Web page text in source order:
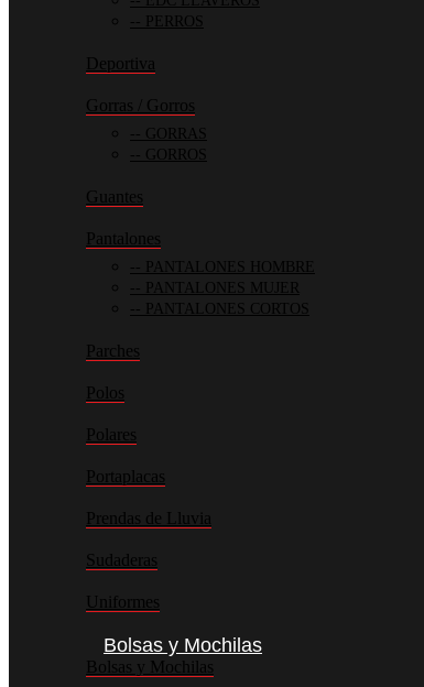
PERROS
Deportiva
Gorras / Gorros
GORRAS
GORROS
Guantes
Pantalones
PANTALONES HOMBRE
PANTALONES MUJER
PANTALONES CORTOS
Parches
Polos
Polares
Portaplacas
Prendas de Lluvia
Sudaderas
Uniformes
Bolsas y Mochilas
Bolsas y Mochilas